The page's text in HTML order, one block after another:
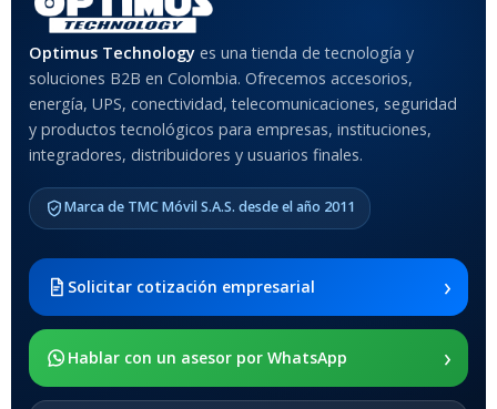
Anti-Shock
MODELO DE TABLETS
COMPATIBLES
2021 SM-x200 / Samsung
Galaxy Tab A8 10.5 2021 SM-
x205
SOPORTE DE APOYO
Optimus Technology es una tienda de tecnología y
soluciones B2B en Colombia. Ofrecemos accesorios,
energía, UPS, conectividad, telecomunicaciones, seguridad
y productos tecnológicos para empresas, instituciones,
integradores, distribuidores y usuarios finales.
Marca de TMC Móvil S.A.S. desde el año 2011
Solicitar cotización empresarial ›
Hablar con un asesor por WhatsApp ›